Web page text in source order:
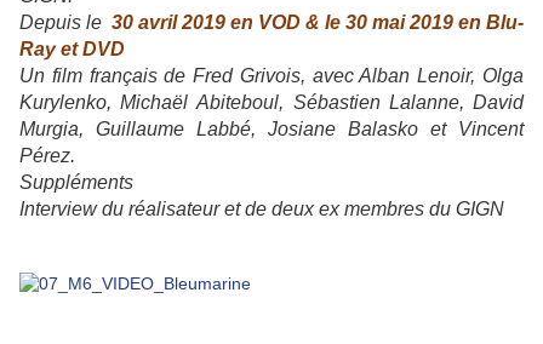
Depuis le 30 avril 2019 en VOD & le 30 mai 2019 en Blu-
Ray et DVD
Un film français de Fred Grivois, avec Alban Lenoir, Olga
Kurylenko, Michaël Abiteboul, Sébastien Lalanne, David
Murgia, Guillaume Labbé, Josiane Balasko et Vincent
Pérez.
Suppléments
Interview du réalisateur et de deux ex membres du GIGN